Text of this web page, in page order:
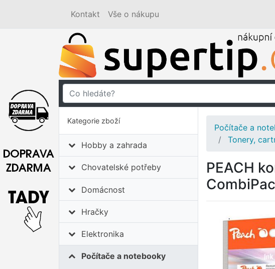
Kontakt Vše o nákupu
Kategorie zboží
Hobby a zahrada
Chovatelské potřeby
Domácnost
Hračky
Elektronika
Počítače a notebooky
Počítače a
Tonery,
PEACH